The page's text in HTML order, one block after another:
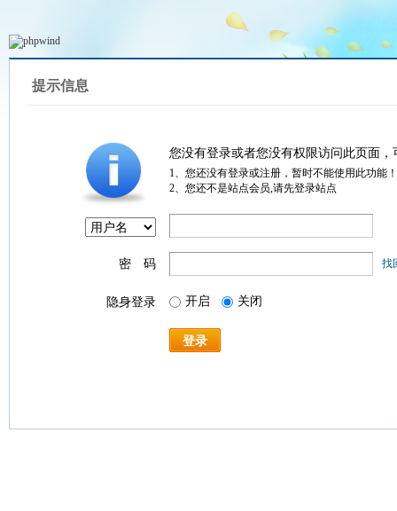
提示信息
您没有登录或者您没有权限访问此页面
1、您还没有登录或注册，暂时不能使用此功能！
2、您还不是站点会员,请先登录站点
密 码 找
隐身登录 开启 关闭
登录